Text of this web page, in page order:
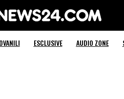
News 24
ESCLUSIVE AUDIO ZONE